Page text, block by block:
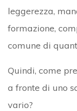
leggerezza,
formazione,
comune di
Quindi, come
a fronte di uno
vario?